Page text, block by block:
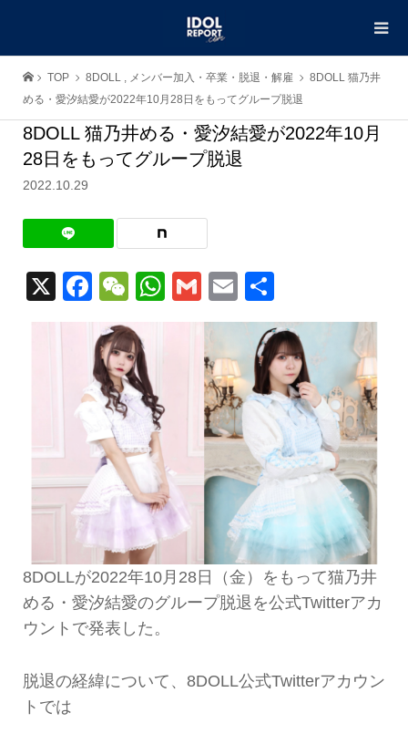
TOP 8DOLL , メンバー加入・卒業・脱退・解雇
8DOLL 猫乃井
める・愛汐結愛が2022年10月28日をもってグループ脱退
8DOLL 猫乃井める・愛汐結愛が2022年10月
28日をもってグループ脱退
2022.10.29
X Facebook
WeChat
WhatsApp
GmailEmail
有
8DOLLが2022年10月28日（金）をもって猫乃井
める・愛汐結愛のグループ脱退を公式Twitterアカ
ウントで発表した。
脱退の経緯について、8DOLL公式Twitterアカウン
トでは